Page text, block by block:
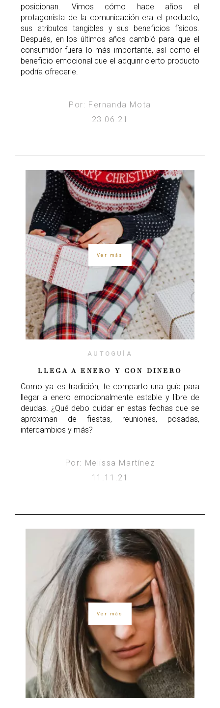
posicionan. Vimos cómo hace años el
protagonista de la comunicación era el producto,
sus atributos tangibles y sus beneficios físicos.
Después, en los últimos años cambió para que el
consumidor fuera lo más importante, así como el
beneficio emocional que el adquirir cierto producto
podría ofrecerle.
Por: Fernanda Mota
23.06.21
Ver más
AUTOGUÍA
LLEGA A ENERO Y CON DINERO
Como ya es tradición, te comparto una guía para
llegar a enero emocionalmente estable y libre de
deudas. ¿Qué debo cuidar en estas fechas que se
aproximan de fiestas, reuniones, posadas,
intercambios y más?
Por: Melissa Martínez
11.11.21
Ver más